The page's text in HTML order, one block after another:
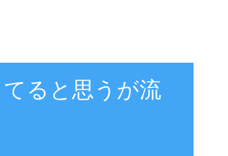
ると思うが流